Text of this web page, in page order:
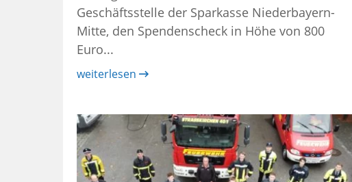
Geschäftsstelle der Sparkasse Niederbayern-
Mitte, den Spendenscheck in Höhe von 800
Euro...
weiterlesen